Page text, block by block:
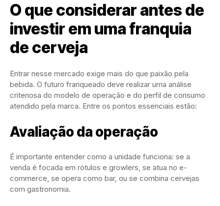
O que considerar antes de
investir em uma franquia
de cerveja
Entrar nesse mercado exige mais do que paixão pela
bebida. O futuro franqueado deve realizar uma análise
criteriosa do modelo de operação e do perfil de consumo
atendido pela marca. Entre os pontos essenciais estão:
Avaliação da operação
É importante entender como a unidade funciona: se a
venda é focada em rótulos e growlers, se atua no e-
commerce, se opera como bar, ou se combina cervejas
com gastronomia.